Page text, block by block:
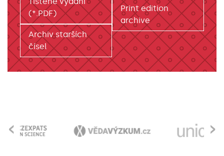
(*.PDF)
Archiv starších
čísel
Print edition
archive
›
‹